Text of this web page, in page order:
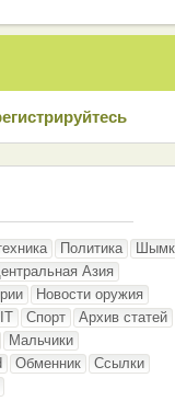
Политика
Азия
Новости оружия
IT Спорт
Архив статей
Мальчики
Обменник
Ссылки